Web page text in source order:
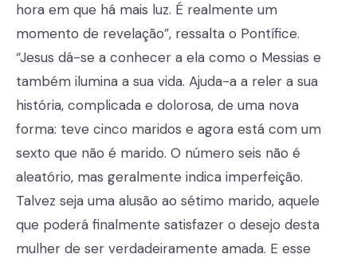
hora em que há mais luz. É realmente um
momento de revelação”, ressalta o Pontífice.
“Jesus dá-se a conhecer a ela como o Messias e
também ilumina a sua vida. Ajuda-a a reler a sua
história, complicada e dolorosa, de uma nova
forma: teve cinco maridos e agora está com um
sexto que não é marido. O número seis não é
aleatório, mas geralmente indica imperfeição.
Talvez seja uma alusão ao sétimo marido, aquele
que poderá finalmente satisfazer o desejo desta
mulher de ser verdadeiramente amada. E esse